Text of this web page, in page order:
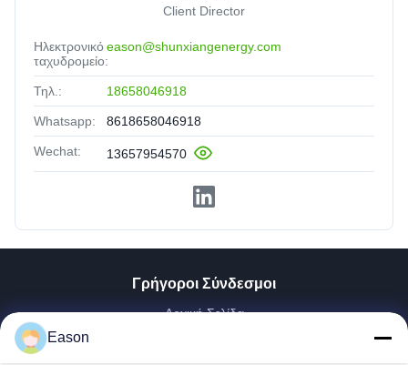
Client Director
Ηλεκτρονικό
ταχυδρομείο:
eason@shunxiangenergy.com
Τηλ.: 18658046918
Whatsapp: 8618658046918
Wechat: 13657954570
Γρήγοροι Σύνδεσμοι
Αρχική Σελίδα
Βίντεο
Eason